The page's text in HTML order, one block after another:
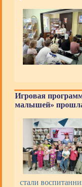
Игровая
малышей»
стали